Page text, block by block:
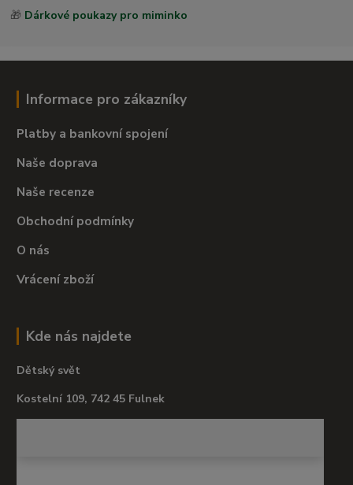
🎁 Dárkové poukazy pro miminko
Informace pro zákazníky
Platby a bankovní spojení
Naše doprava
Naše recenze
Obchodní podmínky
O nás
Vrácení zboží
Kde nás najdete
Dětský svět
Kostelní 109, 742 45 Fulnek